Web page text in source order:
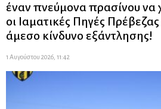
έναν πνεύμονα πρασίνου να
οι Ιαματικές Πηγές
άμεσο κίνδυνο εξάντλησης!
1 Αυγούστου 2026, 11:42